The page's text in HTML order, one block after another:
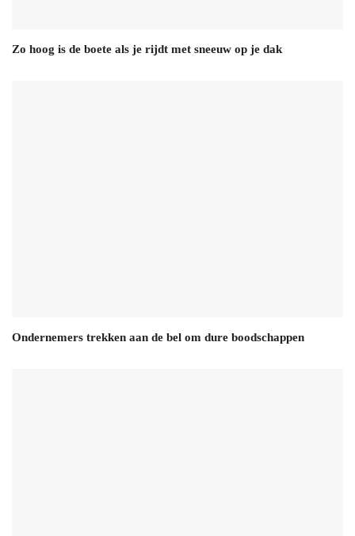
Zo hoog is de boete als je rijdt met sneeuw op je dak
Ondernemers trekken aan de bel om dure boodschappen